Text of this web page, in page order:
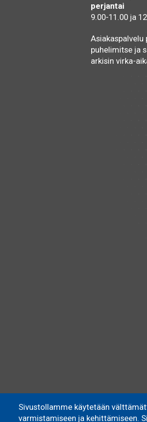
Sivustollamme käytetään
varmistamiseen ja kehittämiseen.
perjantai
9.00-11.00 ja
Asiakaspalvelu
puhelimitse ja
arkisin virka-